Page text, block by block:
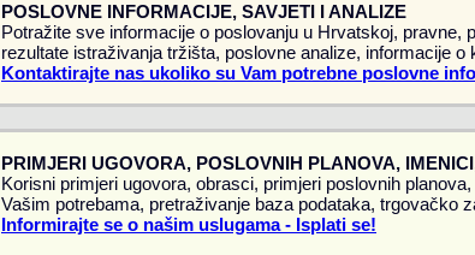
POSLOVNE INFORMACIJE, SAVJETI I ANALIZE
Potražite sve informacije o poslovanju u Hrvatskoj, pravne,
rezultate istraživanja tržišta, poslovne analize, informacije
Kontaktirajte nas ukoliko su Vam potrebne poslovne
PRIMJERI UGOVORA, POSLOVNIH PLANOVA,
Korisni primjeri ugovora, obrasci, primjeri poslovnih
Vašim potrebama, pretraživanje baza podataka, trgovačko
Informirajte se o našim uslugama - Isplati se!